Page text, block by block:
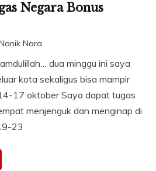
Negara Bonus
Nara
dua minggu ini saya
kota sekaligus bisa mampir
17 oktober Saya dapat tugas
menjenguk dan menginap di
23